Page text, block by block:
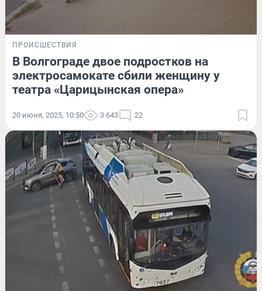
ПРОИСШЕСТВИЯ
В Волгограде двое подростков на
электросамокате сбили женщину у
театра «Царицынская опера»
20 июня, 2025, 10:50 3 643 22